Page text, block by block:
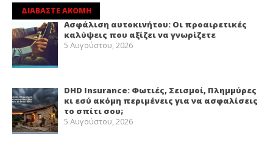
ΔΙΑΒΑΣΤΕ ΑΚΟΜΗ
Ασφάλιση αυτοκινήτου: Οι προαιρετικές
καλύψεις που αξίζει να γνωρίζετε
5 Αυγούστου, 2026
DHD Insurance: Φωτιές, Σεισμοί, Πλημμύρες
κι εσύ ακόμη περιμένεις για να ασφαλίσεις
το σπίτι σου;
5 Αυγούστου, 2026